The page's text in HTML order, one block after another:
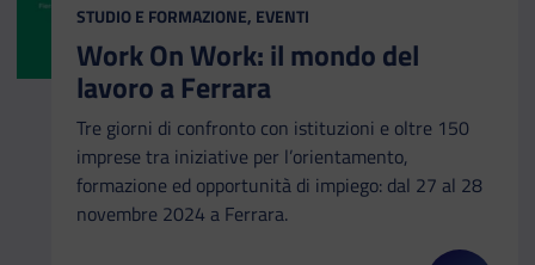
CATEGORIA:
STUDIO E FORMAZIONE, EVENTI
Work On Work: il mondo del
lavoro a Ferrara
Tre giorni di confronto con istituzioni e oltre 150
imprese tra iniziative per l’orientamento,
formazione ed opportunità di impiego: dal 27 al 28
novembre 2024 a Ferrara.